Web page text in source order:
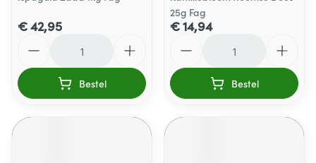
€ 42,95
Bestel
25g Fag
€ 14,94
Bestel